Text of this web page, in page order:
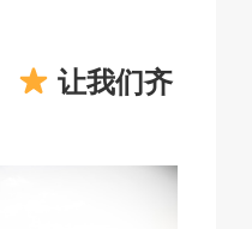
at
让我们齐